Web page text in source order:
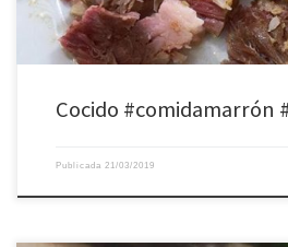
Cocido #comidamarrón
Publicada 21/03/2019